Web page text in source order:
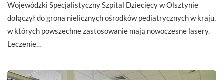
Wojewódzki Specjalistyczny Szpital Dziecięcy w Olsztynie
dołączył do grona nielicznych ośrodków pediatrycznych w kraju,
w których powszechne zastosowanie mają nowoczesne lasery.
Leczenie…